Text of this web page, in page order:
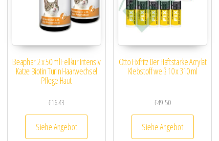
Beaphar 2 x 50 ml Fellkur Intensiv
Katze Biotin Turin Haarwechsel
Pflege Haut
€16.43
Siehe Angebot
Otto Fixfritz Der Haftstarke Acrylat
Klebstoff weiß 10 x 310 ml
€49.50
Siehe Angebot